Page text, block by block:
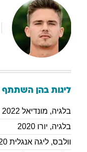
ליגות בהן השתתף
בלגיה, מונדיאל 2022
בלגיה, יורו 2020
וולבס, ליגה אנגלית 2019/20